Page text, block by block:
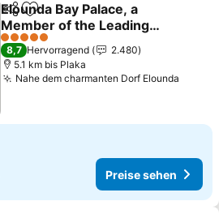
TeilenZu Favoriten hinzufügen
Elounda Bay Palace, a
Member of the Leading
Hotels of the World
Preise sehen
5 Sterne
8,7 Hervorragend
2.480
5.1 km bis Plaka
Nahe dem charmanten Dorf Elounda
Preise sehen